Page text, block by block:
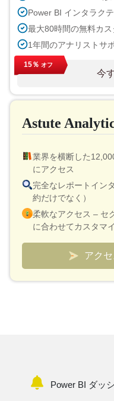
Power BI インタラク
最大80時間の無料カ
1年間のアナリストサ
次のサイクルでの無料
無料の業界アップデー
購入後最大40%割引
今
15％ オフ
Astute
業界を横断した
にアクセス
完全なレポートイン
約だけでなく）
柔軟なアクセス – セ
に合わせてカスタマ
スマートな価格設定
ルという低価格
検証と迅速な説明の
ます
アク
Power BI ダッシ